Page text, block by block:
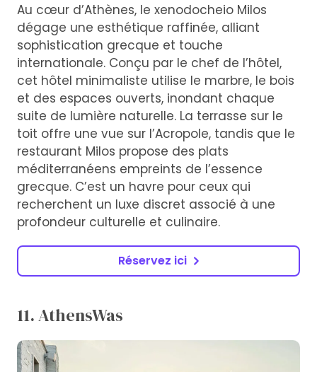
Au cœur d’Athènes, le xenodocheio Milos
dégage une esthétique raffinée, alliant
sophistication grecque et touche
internationale. Conçu par le chef de l’hôtel,
cet hôtel minimaliste utilise le marbre, le bois
et des espaces ouverts, inondant chaque
suite de lumière naturelle. La terrasse sur le
toit offre une vue sur l’Acropole, tandis que le
restaurant Milos propose des plats
méditerranéens empreints de l’essence
grecque. C’est un havre pour ceux qui
recherchent un luxe discret associé à une
profondeur culturelle et culinaire.
Réservez ici
11. AthensWas